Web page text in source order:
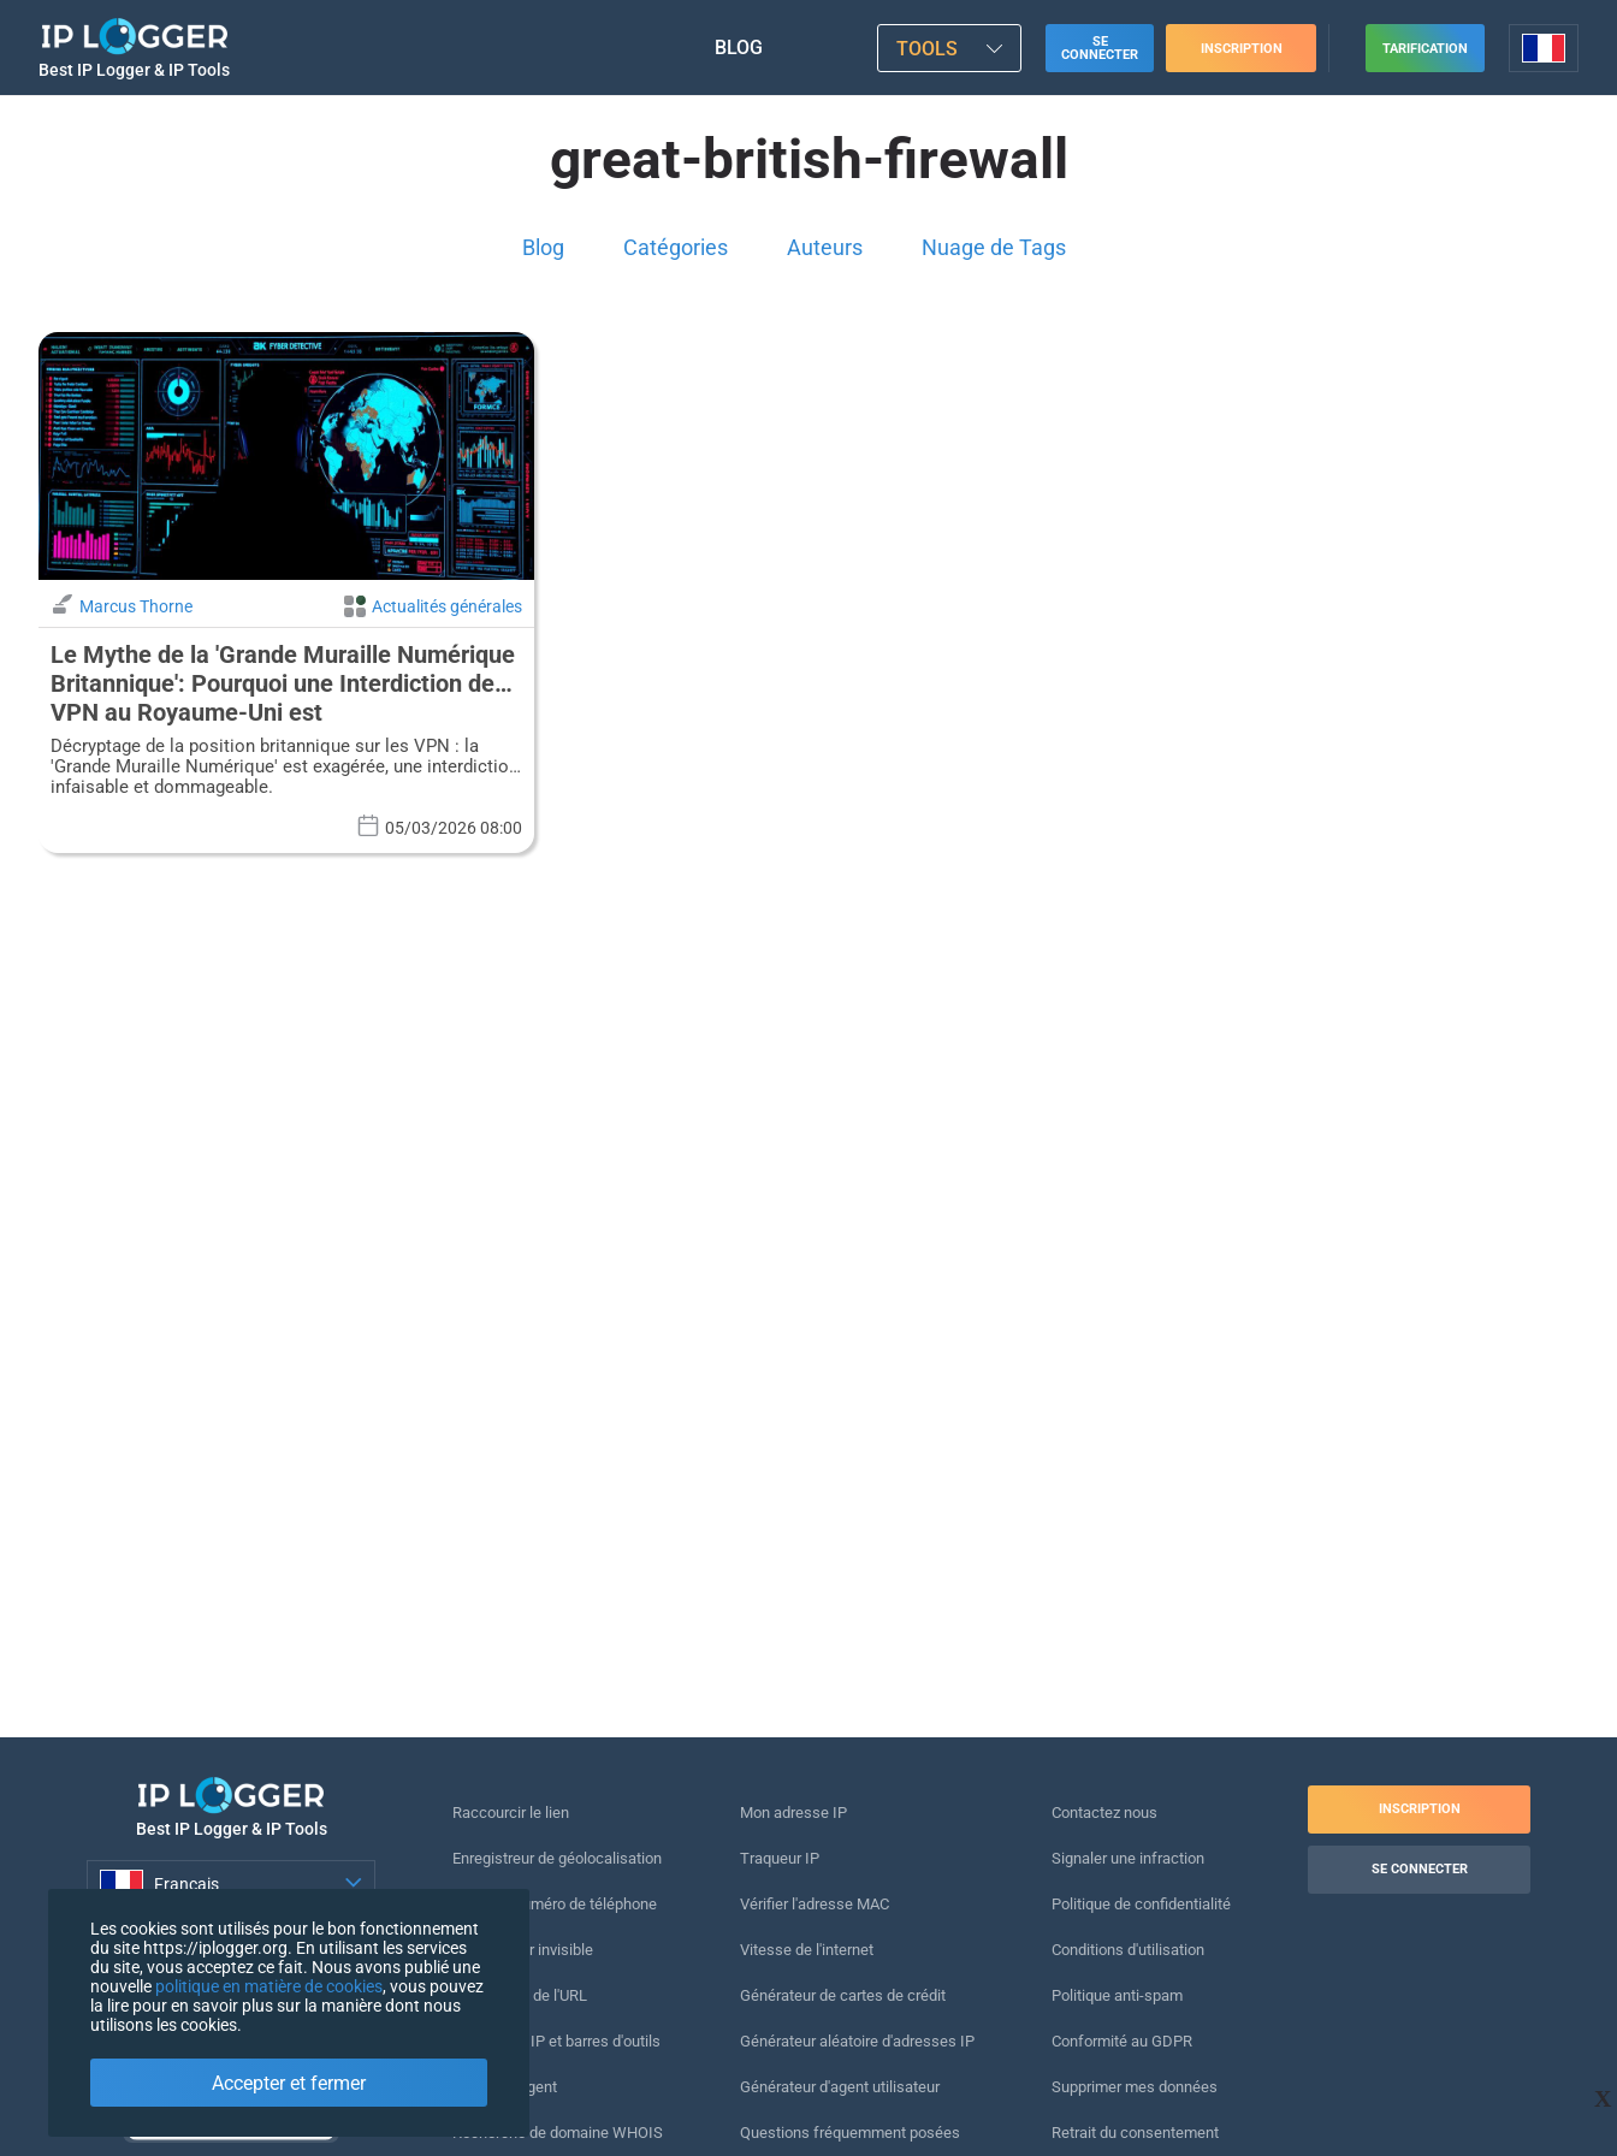
Best IP Logger & IP Tools
BLOG TOOLS
SE
CONNECTER
INSCRIPTION TARIFICATION
great-british-firewall
Blog Catégories Auteurs Nuage de Tags
Marcus Thorne Actualités générales
Le Mythe de la 'Grande Muraille Numérique
Britannique': Pourquoi une Interdiction des
VPN au Royaume-Uni est
Technologiquement Futile et
Économiquement Catastrophique
Décryptage de la position britannique sur les VPN : la
'Grande Muraille Numérique' est exagérée, une interdiction
infaisable et dommageable.
05/03/2026 08:00
X
Best IP Logger & IP Tools
Français
Français
Raccourcir le lien
Enregistreur de géolocalisation
Suivre le numéro de téléphone
Enregistreur invisible
Vérification de l'URL
Compteurs IP et barres d'outils
Mon UserAgent
Recherche de domaine WHOIS
Mon adresse IP
Traqueur IP
Vérifier l'adresse MAC
Vitesse de l'internet
Générateur de cartes de crédit
Générateur aléatoire d'adresses IP
Générateur d'agent utilisateur
Questions fréquemment posées
Contactez nous
Signaler une infraction
Politique de confidentialité
Conditions d'utilisation
Politique anti-spam
Conformité au GDPR
Supprimer mes données
Retrait du consentement
INSCRIPTION
SE CONNECTER
Les cookies sont utilisés pour le bon fonctionnement
du site https://iplogger.org. En utilisant les services
du site, vous acceptez ce fait. Nous avons publié une
nouvelle politique en matière de cookies, vous pouvez
la lire pour en savoir plus sur la manière dont nous
utilisons les cookies.
Accepter et fermer